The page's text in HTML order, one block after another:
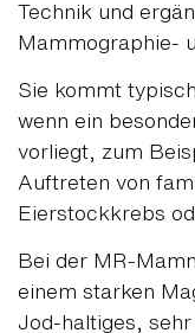
Technik und
Mammographie-
Sie kommt
wenn ein
vorliegt, zum
Auftreten von
Eierstockkrebs
Bei der MR-
einem starken
Jod-haltiges,